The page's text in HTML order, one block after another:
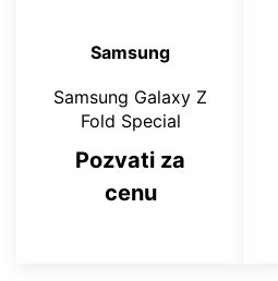
Samsung
Samsung Galaxy Z
Fold Special
Pozvati za
cenu